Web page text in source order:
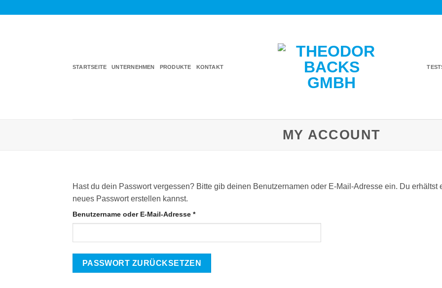
STARTSEITE UNTERNEHMEN PRODUKTE KONTAKT
MY ACCOUNT
Hast du dein Passwort vergessen? Bitte gib deinen Benutzernamen oder E-Mail-Adresse ein. Du
neues Passwort erstellen kannst.
Benutzername oder E-Mail-Adresse *Erforderlich
PASSWORT ZURÜCKSETZEN